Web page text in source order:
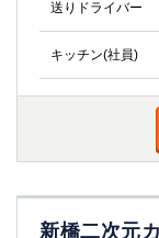
送りドライバー
キッチン(社員)
新橋二次元
獨協大学前＜
船橋
西船橋